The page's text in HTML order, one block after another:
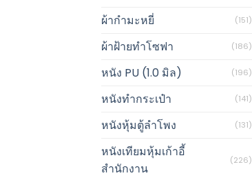
ผ้ากำมะหยี่ (151)
ผ้าฝ้ายทำโซฟา (186)
หนัง PU (1.0 มิล) (196)
หนังทำกระเป๋า (141)
หนังหุ้มตู้ลำโพง (131)
หนังเทียมหุ้มเก้าอี้
สำนักงาน
(226)